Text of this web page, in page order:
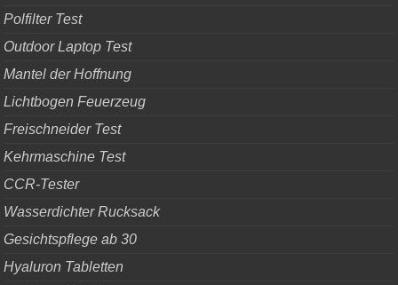
Polfilter Test
Outdoor Laptop Test
Mantel der Hoffnung
Lichtbogen Feuerzeug
Freischneider Test
Kehrmaschine Test
CCR-Tester
Wasserdichter Rucksack
Gesichtspflege ab 30
Hyaluron Tabletten